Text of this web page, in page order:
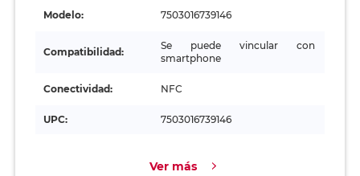
Modelo: 7503016739146
Compatibilidad:
Se puede vincular con
smartphone
Conectividad: NFC
UPC: 7503016739146
Ver más